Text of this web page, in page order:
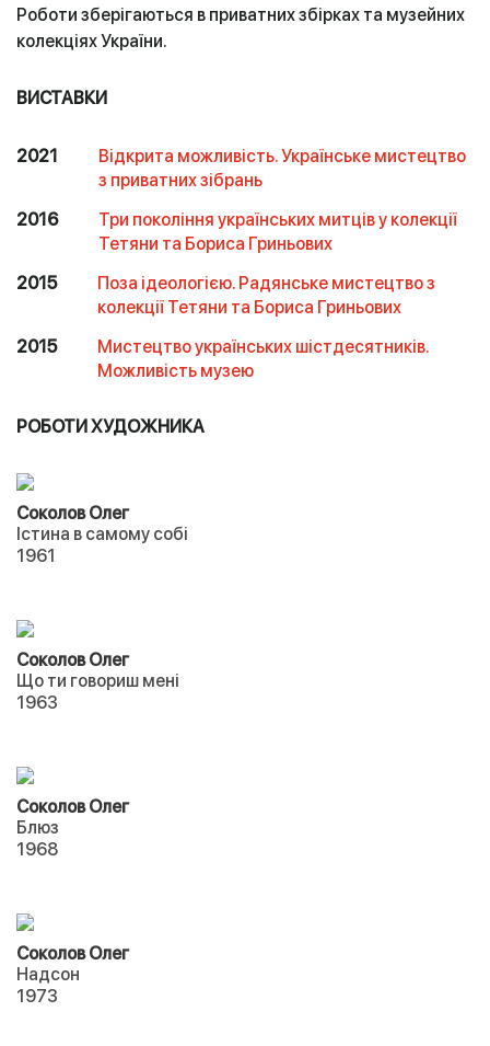
Роботи зберігаються в приватних збірках та музейних
колекціях України.
ВИСТАВКИ
2021
Відкрита можливість. Українське мистецтво
з приватних зібрань
2016
Три покоління українських митців у колекції
Тетяни та Бориса Гриньових
2015
Поза ідеологією. Радянське мистецтво з
колекції Тетяни та Бориса Гриньових
2015
Мистецтво українських шістдесятників.
Можливість музею
РОБОТИ ХУДОЖНИКА
Соколов Олег
Істина в самому собі
1961
Соколов Олег
Що ти говориш мені
1963
Соколов Олег
Блюз
1968
Соколов Олег
Надсон
1973